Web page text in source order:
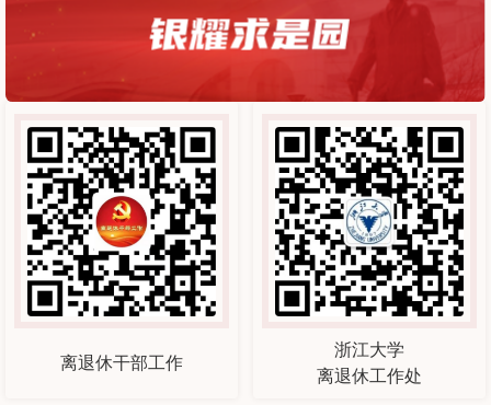
离退休干部工作
浙江大学
离退休工作处